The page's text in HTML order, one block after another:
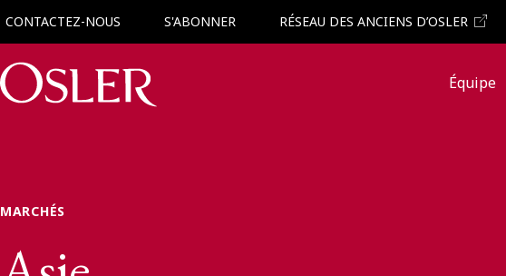
CONTACTEZ-NOUS S'ABONNER RÉSEAU DES ANCIENS D’OSLER
Main Navigation Équipe
MARCHÉS